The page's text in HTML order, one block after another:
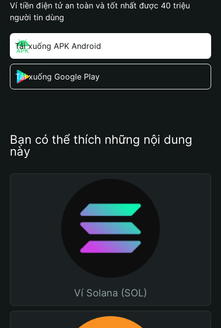
Ví tiền điện tử an toàn và tốt nhất được 40 triệu
người tin dùng
Tải xuống APK Android
Tải xuống Google Play
Bạn có thể thích những nội dung
này
Ví Solana (SOL)